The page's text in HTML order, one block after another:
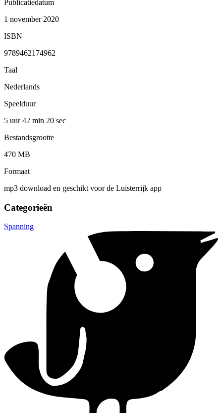
Publicatiedatum
1 november 2020
ISBN
9789462174962
Taal
Nederlands
Speelduur
5 uur 42 min 20 sec
Bestandsgrootte
470 MB
Formaat
mp3 download en geschikt voor de Luisterrijk app
Categorieën
Spanning